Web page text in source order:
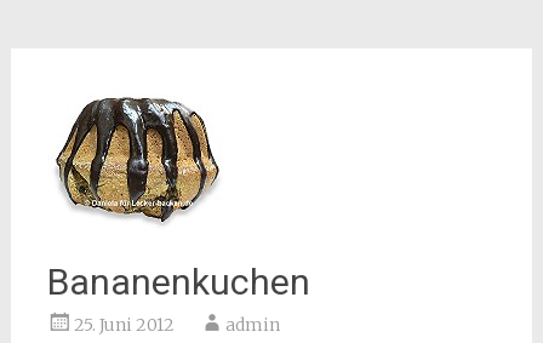
Bananenkuchen
25. Juni 2012 admin